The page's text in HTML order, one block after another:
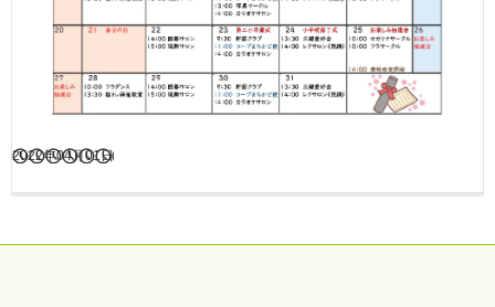
2022年04月01日